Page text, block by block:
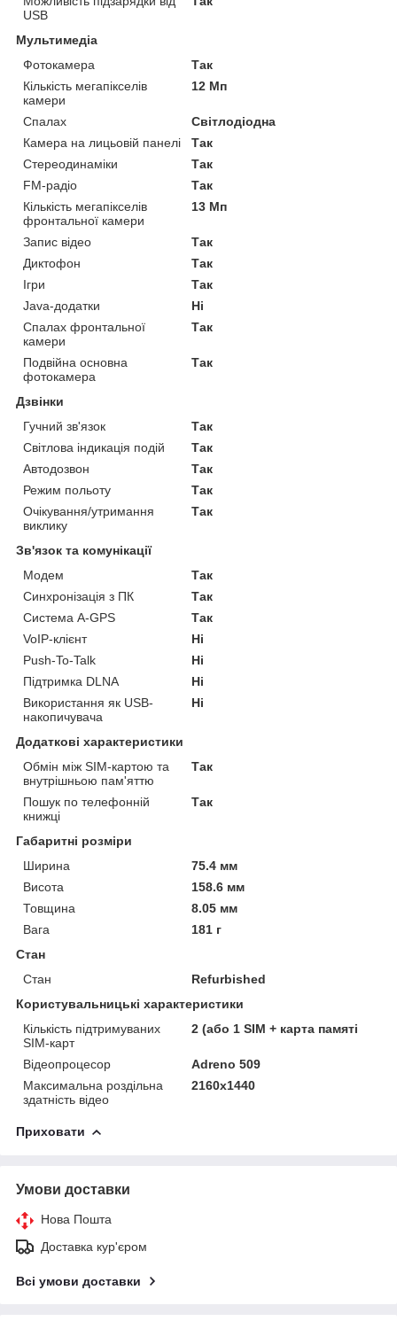
USB
Мультимедіа
Фотокамера
Так
Кількість мегапікселів
камери
12 Мп
Спалах
Світлодіодна
Камера на лицьовій панелі
Так
Стереодинаміки
Так
FM-радіо
Так
Кількість мегапікселів
фронтальної камери
13 Мп
Запис відео
Так
Диктофон
Так
Ігри
Так
Java-додатки
Ні
Спалах фронтальної
камери
Так
Подвійна основна
фотокамера
Так
Дзвінки
Гучний зв'язок
Так
Світлова індикація подій
Так
Автодозвон
Так
Режим польоту
Так
Очікування/утримання
виклику
Так
Зв'язок та комунікації
Модем
Так
Синхронізація з ПК
Так
Система A-GPS
Так
VoIP-клієнт
Ні
Push-To-Talk
Ні
Підтримка DLNA
Ні
Використання як USB-
накопичувача
Ні
Додаткові характеристики
Обмін між SIM-картою та
внутрішньою пам'яттю
Так
Пошук по телефонній
книжці
Так
Габаритні розміри
Ширина
75.4 мм
Висота
158.6 мм
Товщина
8.05 мм
Вага
181 г
Стан
Стан
Refurbished
Користувальницькі характеристики
Кількість підтримуваних
SIM-карт
2 (або 1 SIM + карта памяті
Відеопроцесор
Adreno 509
Максимальна роздільна
здатність відео
2160х1440
Приховати
Умови доставки
Нова Пошта
Доставка кур'єром
Всі умови доставки